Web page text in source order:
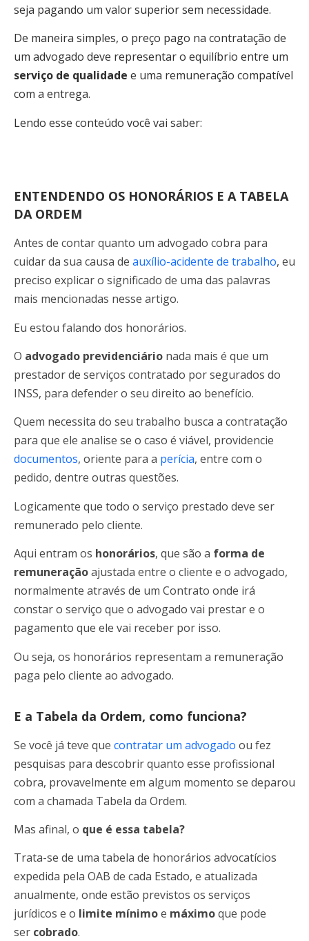
seja pagando um valor superior sem necessidade.
De maneira simples, o preço pago na contratação de
um advogado deve representar o equilíbrio entre um
serviço de qualidade e uma remuneração compatível
com a entrega.
Lendo esse conteúdo você vai saber:
ENTENDENDO OS HONORÁRIOS E A TABELA
DA ORDEM
Antes de contar quanto um advogado cobra para
cuidar da sua causa de auxílio-acidente de trabalho, eu
preciso explicar o significado de uma das palavras
mais mencionadas nesse artigo.
Eu estou falando dos honorários.
O advogado previdenciário nada mais é que um
prestador de serviços contratado por segurados do
INSS, para defender o seu direito ao benefício.
Quem necessita do seu trabalho busca a contratação
para que ele analise se o caso é viável, providencie
documentos, oriente para a perícia, entre com o
pedido, dentre outras questões.
Logicamente que todo o serviço prestado deve ser
remunerado pelo cliente.
Aqui entram os honorários, que são a forma de
remuneraçãoajustada entre o cliente e o advogado,
normalmente através de um Contrato onde irá
constar o serviço que o advogado vai prestar e o
pagamento que ele vai receber por isso.
Ou seja, os honorários representam a remuneração
paga pelo cliente ao advogado.
E a Tabela da Ordem, como funciona?
Se você já teve que contratar um advogado ou fez
pesquisas para descobrir quanto esse profissional
cobra, provavelmente em algum momento se deparou
com a chamada Tabela da Ordem.
Mas afinal, o que é essa tabela?
Trata-se de uma tabela de honorários advocatícios
expedida pela OAB de cada Estado, e atualizada
anualmente, onde estão previstos os serviços
jurídicos e o limite mínimoe máximoque pode
ser cobrado.